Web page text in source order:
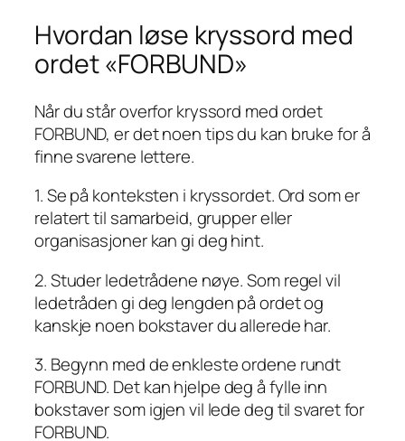
Hvordan løse kryssord med
ordet «FORBUND»
Når du står overfor kryssord med ordet
FORBUND, er det noen tips du kan bruke for å
finne svarene lettere.
1. Se på konteksten i kryssordet. Ord som er
relatert til samarbeid, grupper eller
organisasjoner kan gi deg hint.
2. Studer ledetrådene nøye. Som regel vil
ledetråden gi deg lengden på ordet og
kanskje noen bokstaver du allerede har.
3. Begynn med de enkleste ordene rundt
FORBUND. Det kan hjelpe deg å fylle inn
bokstaver som igjen vil lede deg til svaret for
FORBUND.